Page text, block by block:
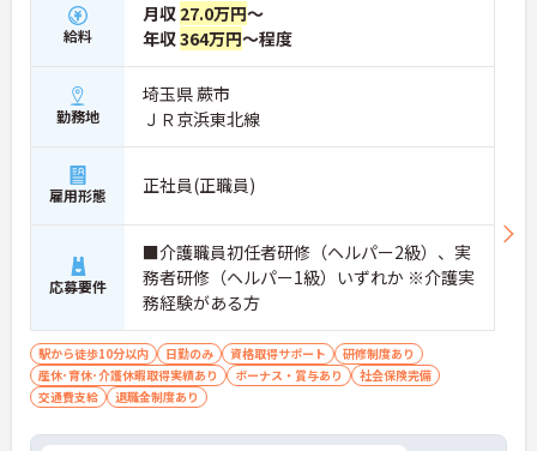
給料
月収 27.0万円～
年収364万円～程度
勤務地
埼玉県 蕨市
ＪＲ京浜東北線
雇用形態 正社員(正職員)
応募要件
■介護職員初任者研修（ヘルパー2級）、実
務者研修（ヘルパー1級）いずれか ※介護実
務経験がある方
駅から徒歩10分以内 日勤のみ 資格取得サポート
研修制度あり
産休･育休･介護休暇取得実績あり
ボーナス・賞与あり
社会保険完備
交通費支給
退職金制度あり